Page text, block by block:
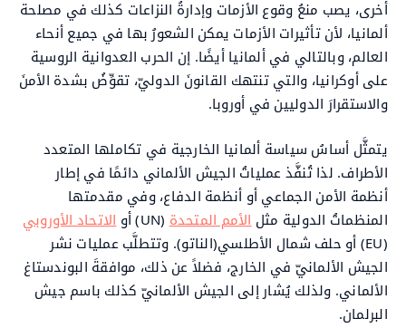
أخرى، يصب منعُ وقوع الأزمات وإدارةُ النزاعات كذلك في مصلحة
ألمانيا، لأن تأثيرات الأزمات يمكن الشعورُ بها في جميع أنحاء
العالم، وبالتالي في ألمانيا أيضًا. إن الحرب العدوانية الروسية
على أوكرانيا، والتي تنتهك القانونَ الدوليّ، تقوِّضُ بشدة الأمنَ
والاستقرارَ الدوليين في أوروبا.
يتمثَّل أساسُ سياسة ألمانيا الخارجية في تكاملها المتعدد
الأطراف. لذا تُنفَّذ عملياتُ الجيش الألماني دائمًا في إطار
أنظمة الأمن الجماعي أو أنظمة الدفاع، وفي مقدمتها
المنظماتُ الدولية مثل الأمم المتحدة (UN) أو
الاتحاد الأوروبي
(EU) أو حلف شمال الأطلسي(الناتو). وتتطلَّب عمليات نشر
الجيش الألمانيّ في الخارج، فضلاً عن ذلك، موافقةَ البوندستاغ
الألماني. ولذلك يُشار إلى الجيش الألمانيّ كذلك باسم جيش
البرلمان.